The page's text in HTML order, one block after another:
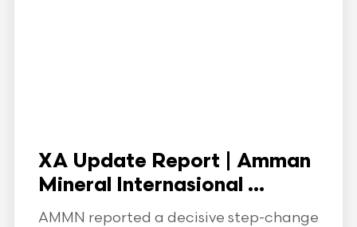
XA Update Report | Amman
Mineral Internasional ...
AMMN reported a decisive step-change